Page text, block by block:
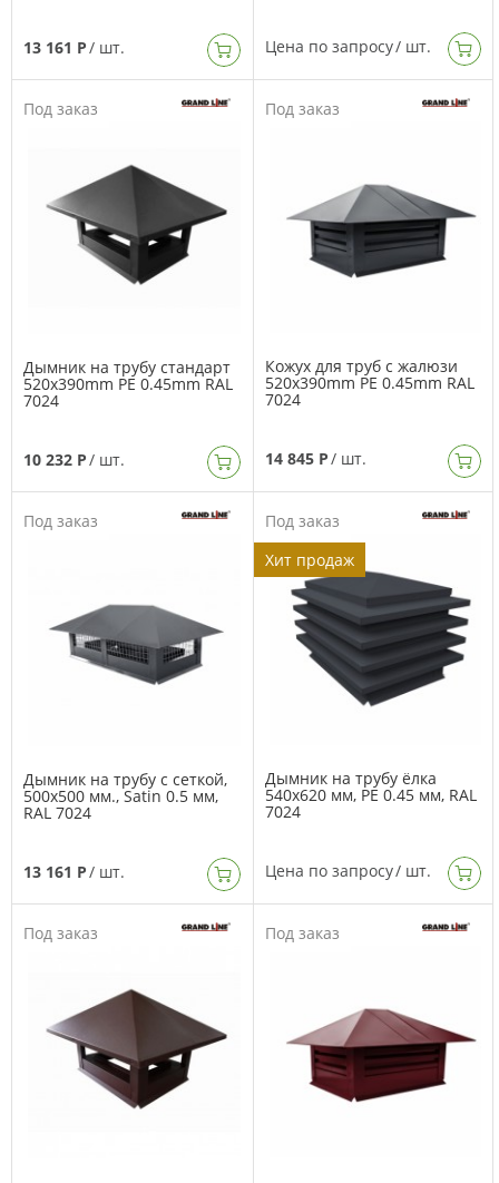
13 161 Р/ шт. Цена по запросу/ шт.
Под заказ
Дымник на трубу стандарт
520x390mm PE 0.45mm RAL
7024
10 232 Р/ шт.
Под заказ
Кожух для труб с жалюзи
520x390mm PE 0.45mm RAL
7024
14 845 Р/ шт.
Под заказ
Дымник на трубу с сеткой,
500х500 мм., Satin 0.5 мм,
RAL 7024
13 161 Р/ шт.
Под заказ
Хит продаж
Дымник на трубу ёлка
540х620 мм, PE 0.45 мм, RAL
7024
Цена по запросу/ шт.
Под заказ Под заказ